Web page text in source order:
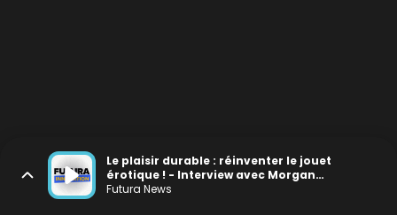
Le plaisir durable : réinventer le jouet
érotique ! - Interview avec Morgan
Berlanga, fondateur de Goliate
Futura News